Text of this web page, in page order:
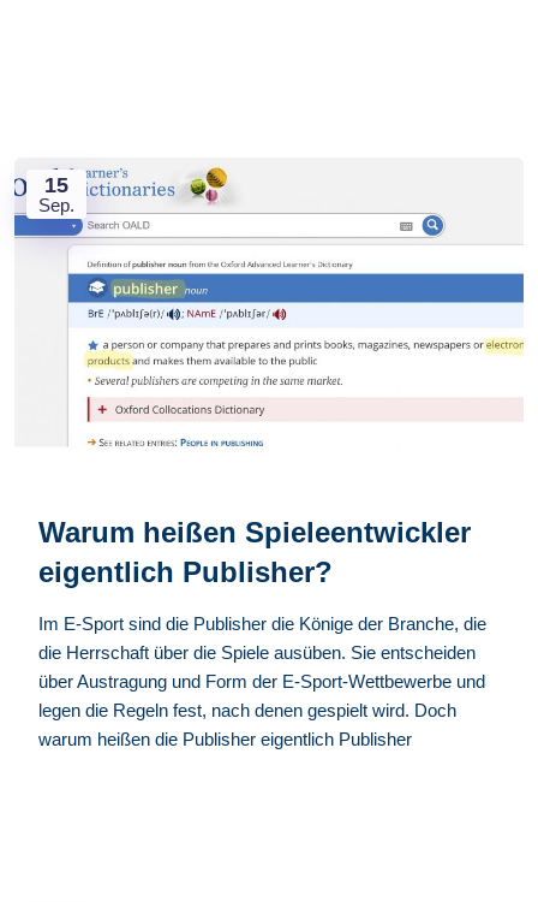
15
Sep.
Warum heißen Spieleentwickler
eigentlich Publisher?
Im E-Sport sind die Publisher die Könige der Branche, die
die Herrschaft über die Spiele ausüben. Sie entscheiden
über Austragung und Form der E-Sport-Wettbewerbe und
legen die Regeln fest, nach denen gespielt wird. Doch
warum heißen die Publisher eigentlich Publisher